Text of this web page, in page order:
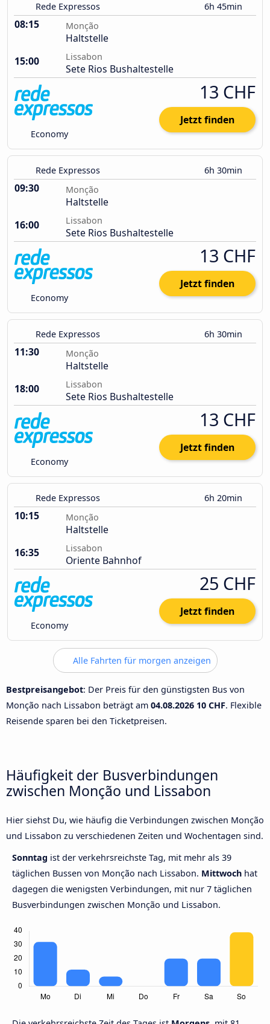
Rede Expressos 6h 45min
08:15 Monção
Haltstelle
15:00
Lissabon
Sete Rios Bushaltestelle
Economy
13 CHF
Jetzt finden
Rede Expressos 6h 30min
09:30 Monção
Haltstelle
16:00
Lissabon
Sete Rios Bushaltestelle
Economy
13 CHF
Jetzt finden
Rede Expressos 6h 30min
11:30 Monção
Haltstelle
18:00
Lissabon
Sete Rios Bushaltestelle
Economy
13 CHF
Jetzt finden
Rede Expressos 6h 20min
10:15 Monção
Haltstelle
16:35
Lissabon
Oriente Bahnhof
Economy
25 CHF
Jetzt finden
Alle Fahrten für morgen anzeigen
Bestpreisangebot: Der Preis für den günstigsten Bus von
Monção nach Lissabon beträgt am 04.08.2026 10 CHF. Flexible
Reisende sparen bei den Ticketpreisen.
Häufigkeit der Busverbindungen
zwischen Monção und Lissabon
Hier siehst Du, wie häufig die Verbindungen zwischen Monção
und Lissabon zu verschiedenen Zeiten und Wochentagen sind.
Sonntag ist der verkehrsreichste Tag, mit mehr als 39
täglichen Bussen von Monção nach Lissabon. Mittwoch hat
dagegen die wenigsten Verbindungen, mit nur 7 täglichen
Busverbindungen zwischen Monção und Lissabon.